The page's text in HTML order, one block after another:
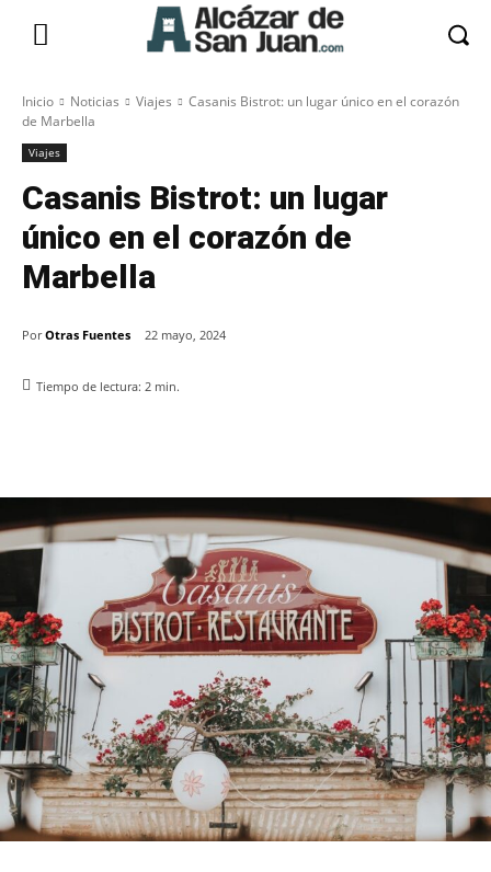
Inicio Noticias Viajes
Casanis Bistrot: un lugar único en el corazón
de Marbella
Viajes
Casanis Bistrot: un lugar
único en el corazón de
Marbella
Por Otras Fuentes 22 mayo, 2024
Tiempo de lectura: 2 min.